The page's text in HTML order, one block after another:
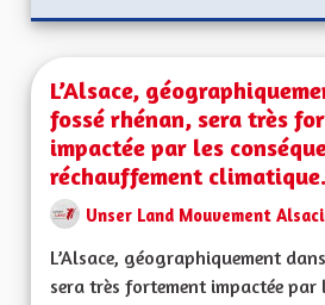
L’Alsace,
fossé rhénan, sera très
impactée par les
réchauffement climatique.
Unser Land Mouvement
L’Alsace, géographiquement
sera très fortement impactée par